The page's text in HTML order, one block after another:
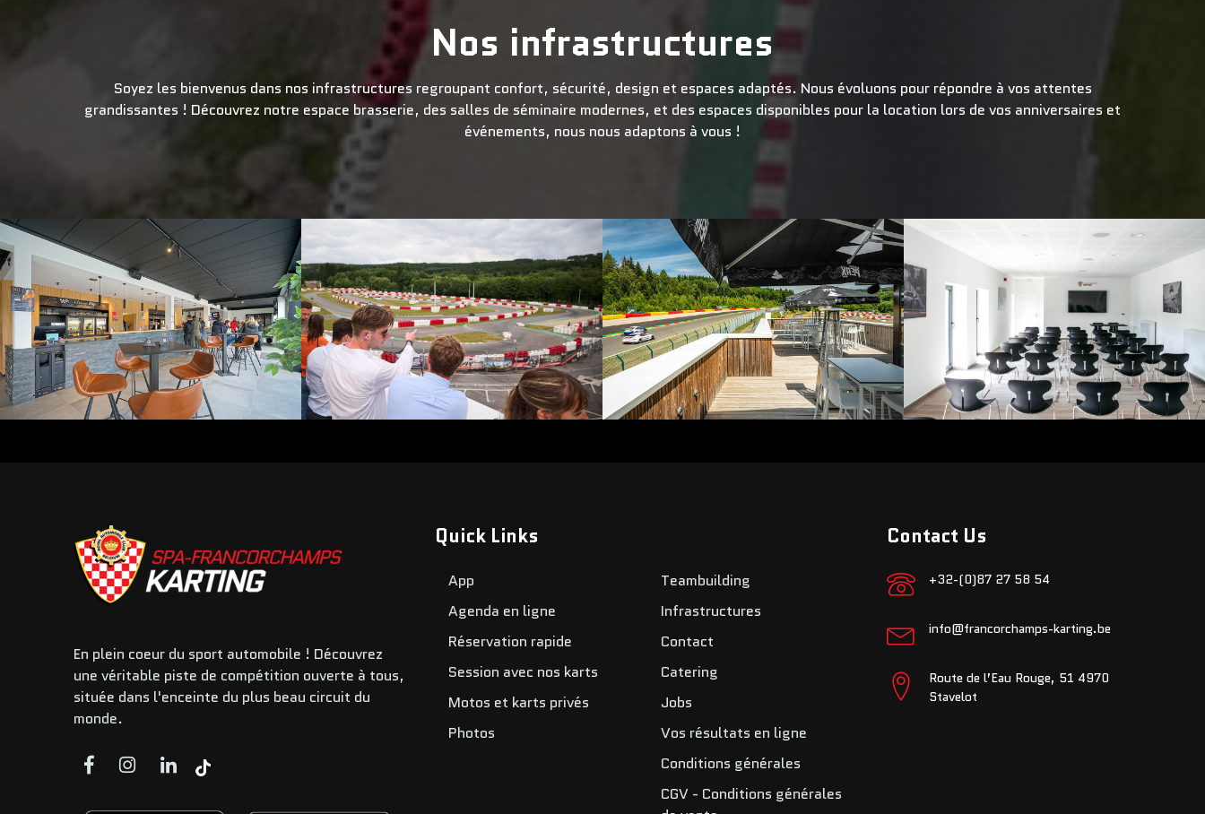
Nos infrastructures
Soyez les bienvenus dans nos infrastructures regroupant confort, sécurité, design et espaces adaptés. Nous évoluons pour répondre à vos attentes
grandissantes ! Découvrez notre espace brasserie, des salles de séminaire modernes, et des espaces disponibles pour la location lors de vos anniversaires et
événements, nous nous adaptons à vous !
En plein coeur du sport automobile ! Découvrez
une véritable piste de compétition ouverte à tous,
située dans l'enceinte du plus beau circuit du
monde.
Quick Links
App
Agenda en ligne
Réservation rapide
Session avec nos karts
Motos et karts privés
Photos
Teambuilding
Infrastructures
Contact
Catering
Jobs
Vos résultats en ligne
Conditions générales
CGV - Conditions générales
Contact Us
+32-(0)87 27 58 54
info@francorchamps-karting.be
Route de l’Eau Rouge, 51 4970
Stavelot